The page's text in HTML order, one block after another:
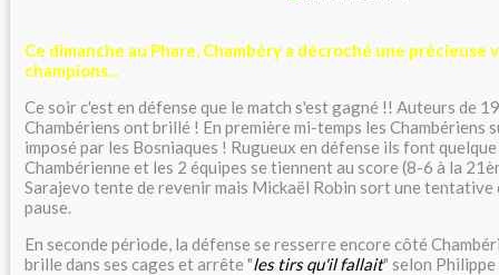
Ce dimanche au Phare, Chambéry a décroché une précieuse
champions...
Ce soir c'est en défense que le match s'est gagné !! Auteurs de
Chambériens ont brillé ! En première mi-temps les Chambériens
imposé par les Bosniaques ! Rugueux en défense ils font
Chambérienne et les 2 équipes se tiennent au score (8-6 à la
Sarajevo tente de revenir mais Mickaël Robin sort une
pause.
En seconde période, la défense se resserre encore côté
brille dans ses cages et arrête "les tirs qu'il fallait" selon